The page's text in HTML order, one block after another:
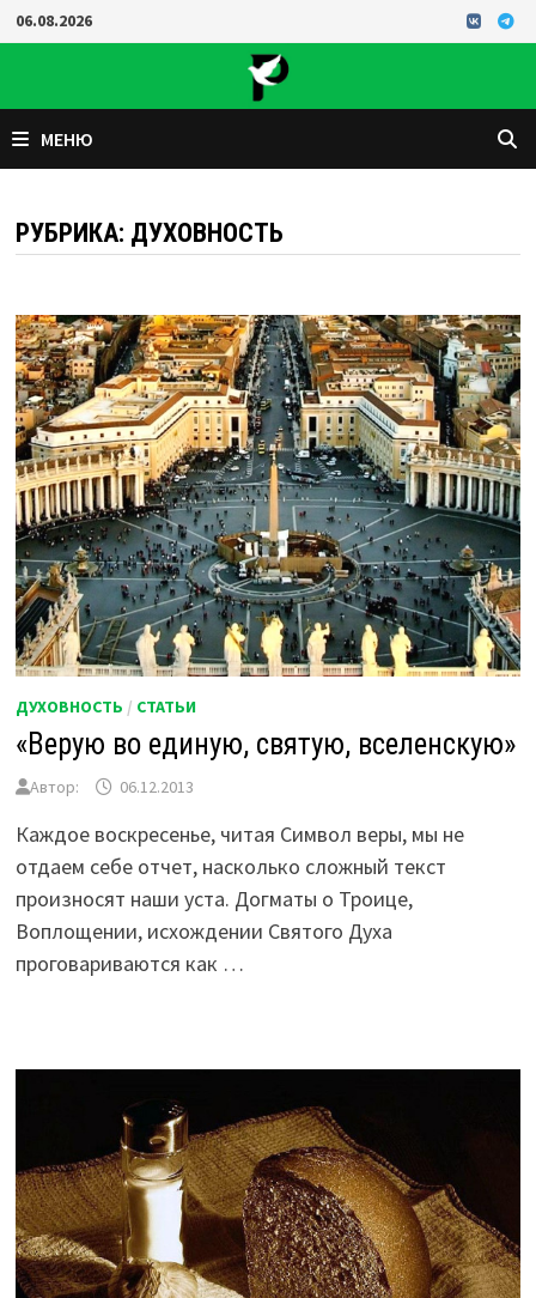
Перейти
к
06.08.2026
МЕНЮ
РУБРИКА: ДУХОВНОСТЬ
ДУХОВНОСТЬ / СТАТЬИ
«Верую во единую, святую, вселенскую»
Автор: 06.12.2013
Каждое воскресенье, читая Символ веры, мы не
отдаем себе отчет, насколько сложный текст
произносят наши уста. Догматы о Троице,
Воплощении, исхождении Святого Духа
проговариваются как …